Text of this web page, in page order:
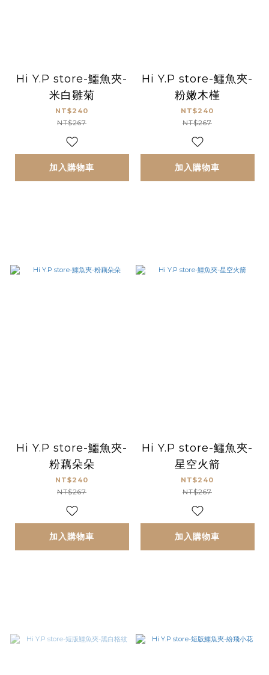
Hi Y.P store-鱷魚夾-
米白雛菊
NT$240
NT$267
加入購物車
Hi Y.P store-鱷魚夾-
粉嫩木槿
NT$240
NT$267
加入購物車
Hi Y.P store-鱷魚夾-
粉藕朵朵
NT$240
NT$267
加入購物車
Hi Y.P store-鱷魚夾-
星空火箭
NT$240
NT$267
加入購物車